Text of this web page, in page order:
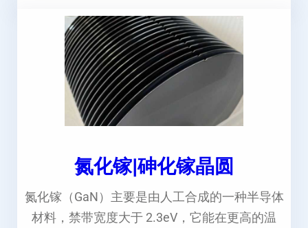
氮化镓|砷化镓晶圆
氮化镓（GaN）主要是由人工合成的一种半导体
材料，禁带宽度大于 2.3eV，它能在更高的温